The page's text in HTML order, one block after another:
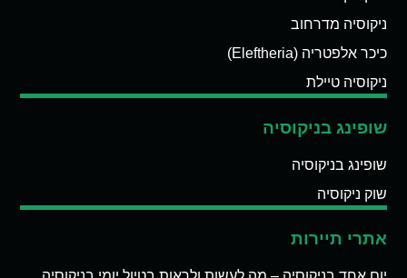
ניקוסיה מדרחוב
כיכר אלפטריה (Eleftheria)
ניקוסיה טיילת
שופינג בניקוסיה
שופינג בניקוסיה
שוק ניקוסיה
אתרי תיירות